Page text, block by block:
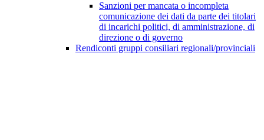
Sanzioni per mancata o incompleta
comunicazione dei dati da parte dei titolari
di incarichi politici, di amministrazione, di
direzione o di governo
Rendiconti gruppi consiliari regionali/provinciali